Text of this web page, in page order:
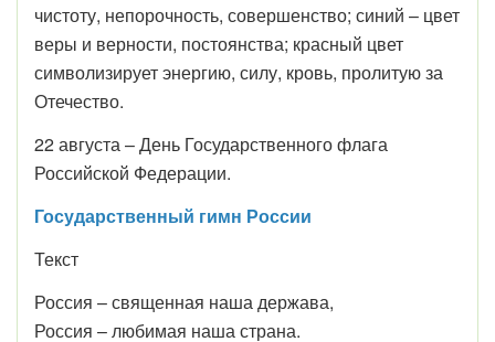
чистоту, непорочность, совершенство; синий – цвет
веры и верности, постоянства; красный цвет
символизирует энергию, силу, кровь, пролитую за
Отечество.
22 августа – День Государственного флага
Российской Федерации.
Государственный гимн России
Текст
Россия – священная наша держава,
Россия – любимая наша страна.